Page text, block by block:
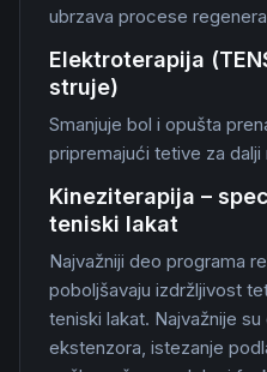
ubrzava procese
Elektroterapija
struje)
Smanjuje bol i opušta
pripremajući tetive za dalji
Kineziterapija –
teniski lakat
Najvažniji deo programa
poboljšavaju izdržljivost
teniski lakat. Najvažnije
ekstenzora, istezanje